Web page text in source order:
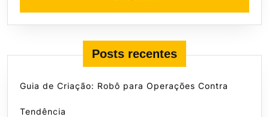
Posts recentes
Guia de Criação: Robô para Operações Contra
Tendência